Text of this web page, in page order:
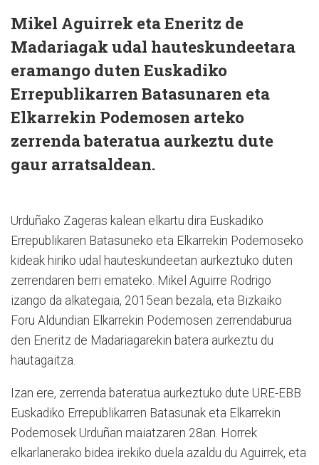
Mikel Aguirrek eta Eneritz de
Madariagak udal hauteskundeetara
eramango duten Euskadiko
Errepublikarren Batasunaren eta
Elkarrekin Podemosen arteko
zerrenda bateratua aurkeztu dute
gaur arratsaldean.
Urduñako Zageras kalean elkartu dira Euskadiko
Errepublikaren Batasuneko eta Elkarrekin Podemoseko
kideak hiriko udal hauteskundeetan aurkeztuko duten
zerrendaren berri emateko. Mikel Aguirre Rodrigo
izango da alkategaia, 2015ean bezala, eta Bizkaiko
Foru Aldundian Elkarrekin Podemosen zerrendaburua
den Eneritz de Madariagarekin batera aurkeztu du
hautagaitza.
Izan ere, zerrenda bateratua aurkeztuko dute URE-EBB
Euskadiko Errepublikarren Batasunak eta Elkarrekin
Podemosek Urduñan maiatzaren 28an. Horrek
elkarlanerako bidea irekiko duela azaldu du Aguirrek, eta